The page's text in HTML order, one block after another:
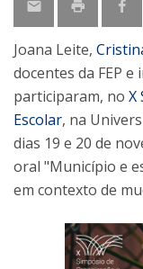
Joana Leite,
docentes da FEP e
participaram, no X
Escolar, na
dias 19 e 20 de
oral "Município e
em contexto de